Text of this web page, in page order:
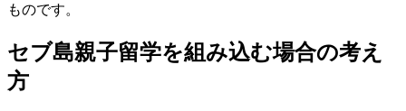
ものです。
セブ島親子留学を組み込む場合の考え
方